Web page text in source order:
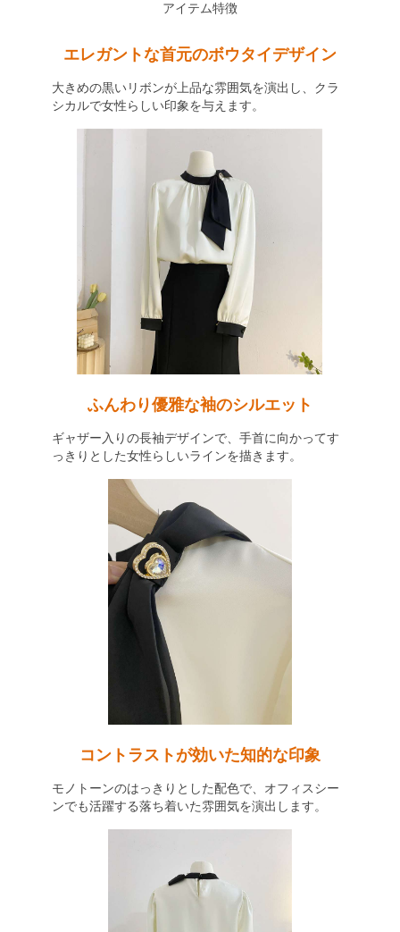
アイテム特徴
エレガントな首元のボウタイデザイン
大きめの黒いリボンが上品な雰囲気を演出し、クラ
シカルで女性らしい印象を与えます。
ふんわり優雅な袖のシルエット
ギャザー入りの長袖デザインで、手首に向かってす
っきりとした女性らしいラインを描きます。
コントラストが効いた知的な印象
モノトーンのはっきりとした配色で、オフィスシー
ンでも活躍する落ち着いた雰囲気を演出します。